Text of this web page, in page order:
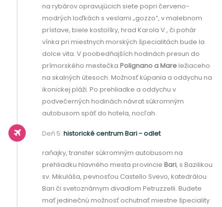
na rybárov opravujúcich siete popri červeno-
modrých loďkách s veslami „gozzo“, v malebnom
prístave, biele kostolíky, hrad Karola V., či pohár
vínka pri miestnych morských špecialitách bude la
dolce vita. V poobedňajších hodinách presun do
prímorského mestečka Polignano a Mareležiaceho
na skalných útesoch. Možnosť kúpania a oddychu na
ikonickej pláži. Po prehliadke a oddychu v
podvečerných hodinách návrat súkromným
autobusom späť do hotela, nocľah.
Deň 5: historické centrum Bari - odlet
raňajky, transfer súkromným autobusom na
prehliadku hlavného mesta provincie Bari, s Bazilikou
sv. Mikuláša, pevnosťou Castello Svevo, katedrálou
Bari či svetoznámym divadlom Petruzzelli. Budete
mať jedinečnú možnosť ochutnať miestne špeciality